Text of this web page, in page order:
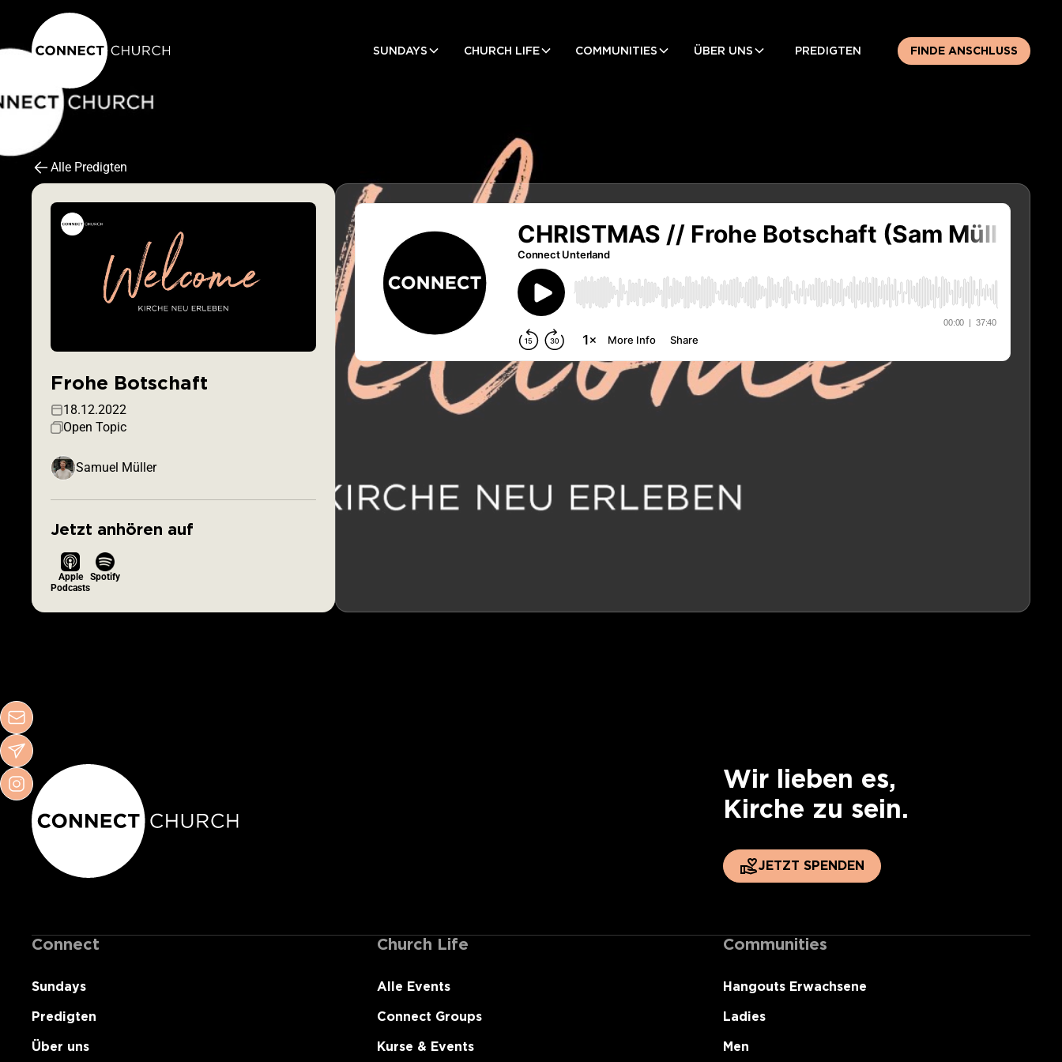
SUNDAYS CHURCH LIFE COMMUNITIES ÜBER UNS PREDIGTEN FINDE ANSCHLUSS
Alle Predigten
Frohe Botschaft
18.12.2022
Open Topic
Samuel Müller
Jetzt anhören auf
Apple
Podcasts
Spotify
Wir lieben es,
Kirche zu sein.
JETZT SPENDEN
Connect
Sundays
Predigten
Über uns
Church Life
Alle Events
Connect Groups
Kurse & Events
Communities
Hangouts Erwachsene
Ladies
Men